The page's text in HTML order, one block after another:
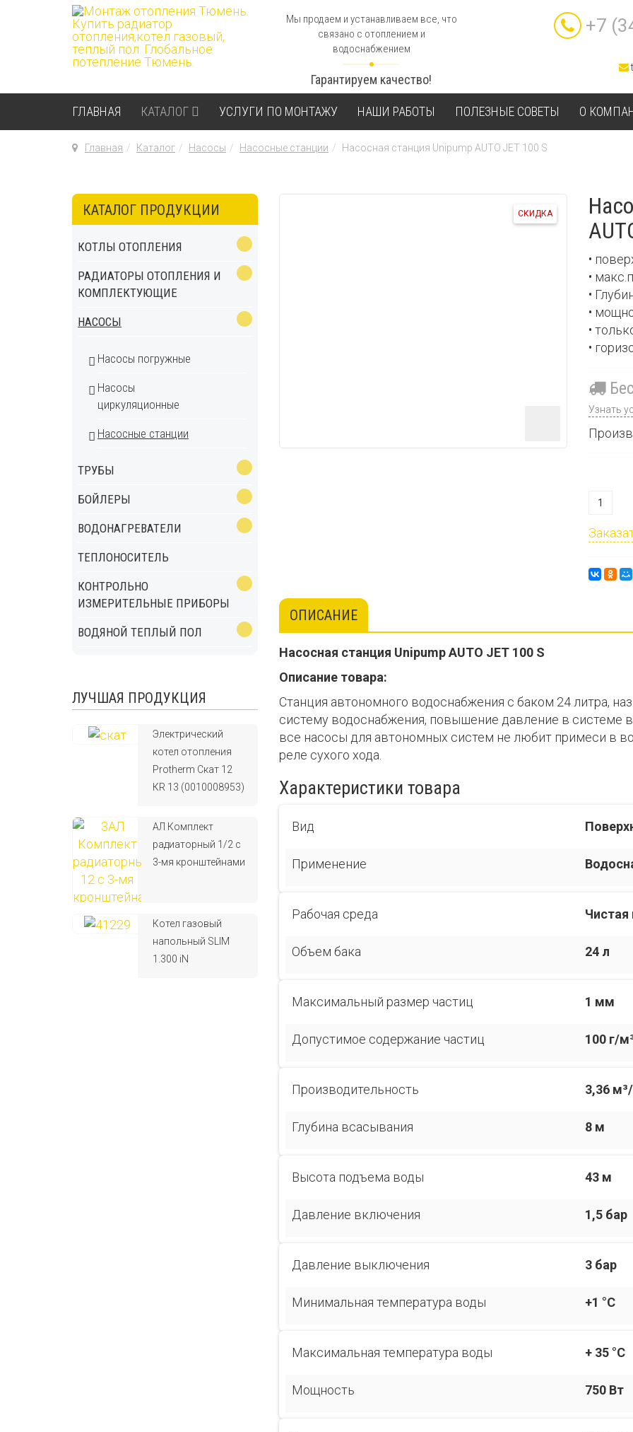
Мы продаем и устанавливаем все, что
связано с отоплением и
водоснабжением
Гарантируем качество!
+7
ГЛАВНАЯ КАТАЛОГ УСЛУГИ ПО МОНТАЖУ НАШИ РАБОТЫ ПОЛЕЗНЫЕ СОВЕТЫ О
Главная Каталог Насосы Насосные станции Насосная станция Unipump AUTO JET 100 S
СКИДКА
•
•
•
•
•
•
Узнать
ОПИСАНИЕ
Насосная станция Unipump AUTO JET 100 S
Описание товара:
Станция автономного водоснабжения с баком 24 литра,
систему водоснабжения, повышение давление в системе
все насосы для автономных систем не любит примеси в
реле сухого хода.
Характеристики товара
Вид
Применение
Рабочая среда Чистая
Объем бака 24 л
Максимальный размер частиц 1 мм
Допустимое содержание частиц 100 г/
Производительность 3,36
Глубина всасывания 8 м
Высота подъема воды 43 м
Давление включения 1,5 бар
Давление выключения 3 бар
Минимальная температура воды +1 °С
Максимальная температура воды + 35 °С
Мощность 750 Вт
КАТАЛОГ ПРОДУКЦИИ
КОТЛЫ ОТОПЛЕНИЯ
РАДИАТОРЫ ОТОПЛЕНИЯ И
КОМПЛЕКТУЮЩИЕ
НАСОСЫ
Насосы погружные
Насосы
циркуляционные
Насосные станции
ТРУБЫ
БОЙЛЕРЫ
ВОДОНАГРЕВАТЕЛИ
ТЕПЛОНОСИТЕЛЬ
КОНТРОЛЬНО
ИЗМЕРИТЕЛЬНЫЕ ПРИБОРЫ
ВОДЯНОЙ ТЕПЛЫЙ ПОЛ
ЛУЧШАЯ ПРОДУКЦИЯ
Электрический
котел отопления
Protherm Скат 12
КR 13 (0010008953)
АЛ Комплект
радиаторный 1/2 с
3-мя кронштейнами
Котел газовый
напольный SLIM
1.300 iN